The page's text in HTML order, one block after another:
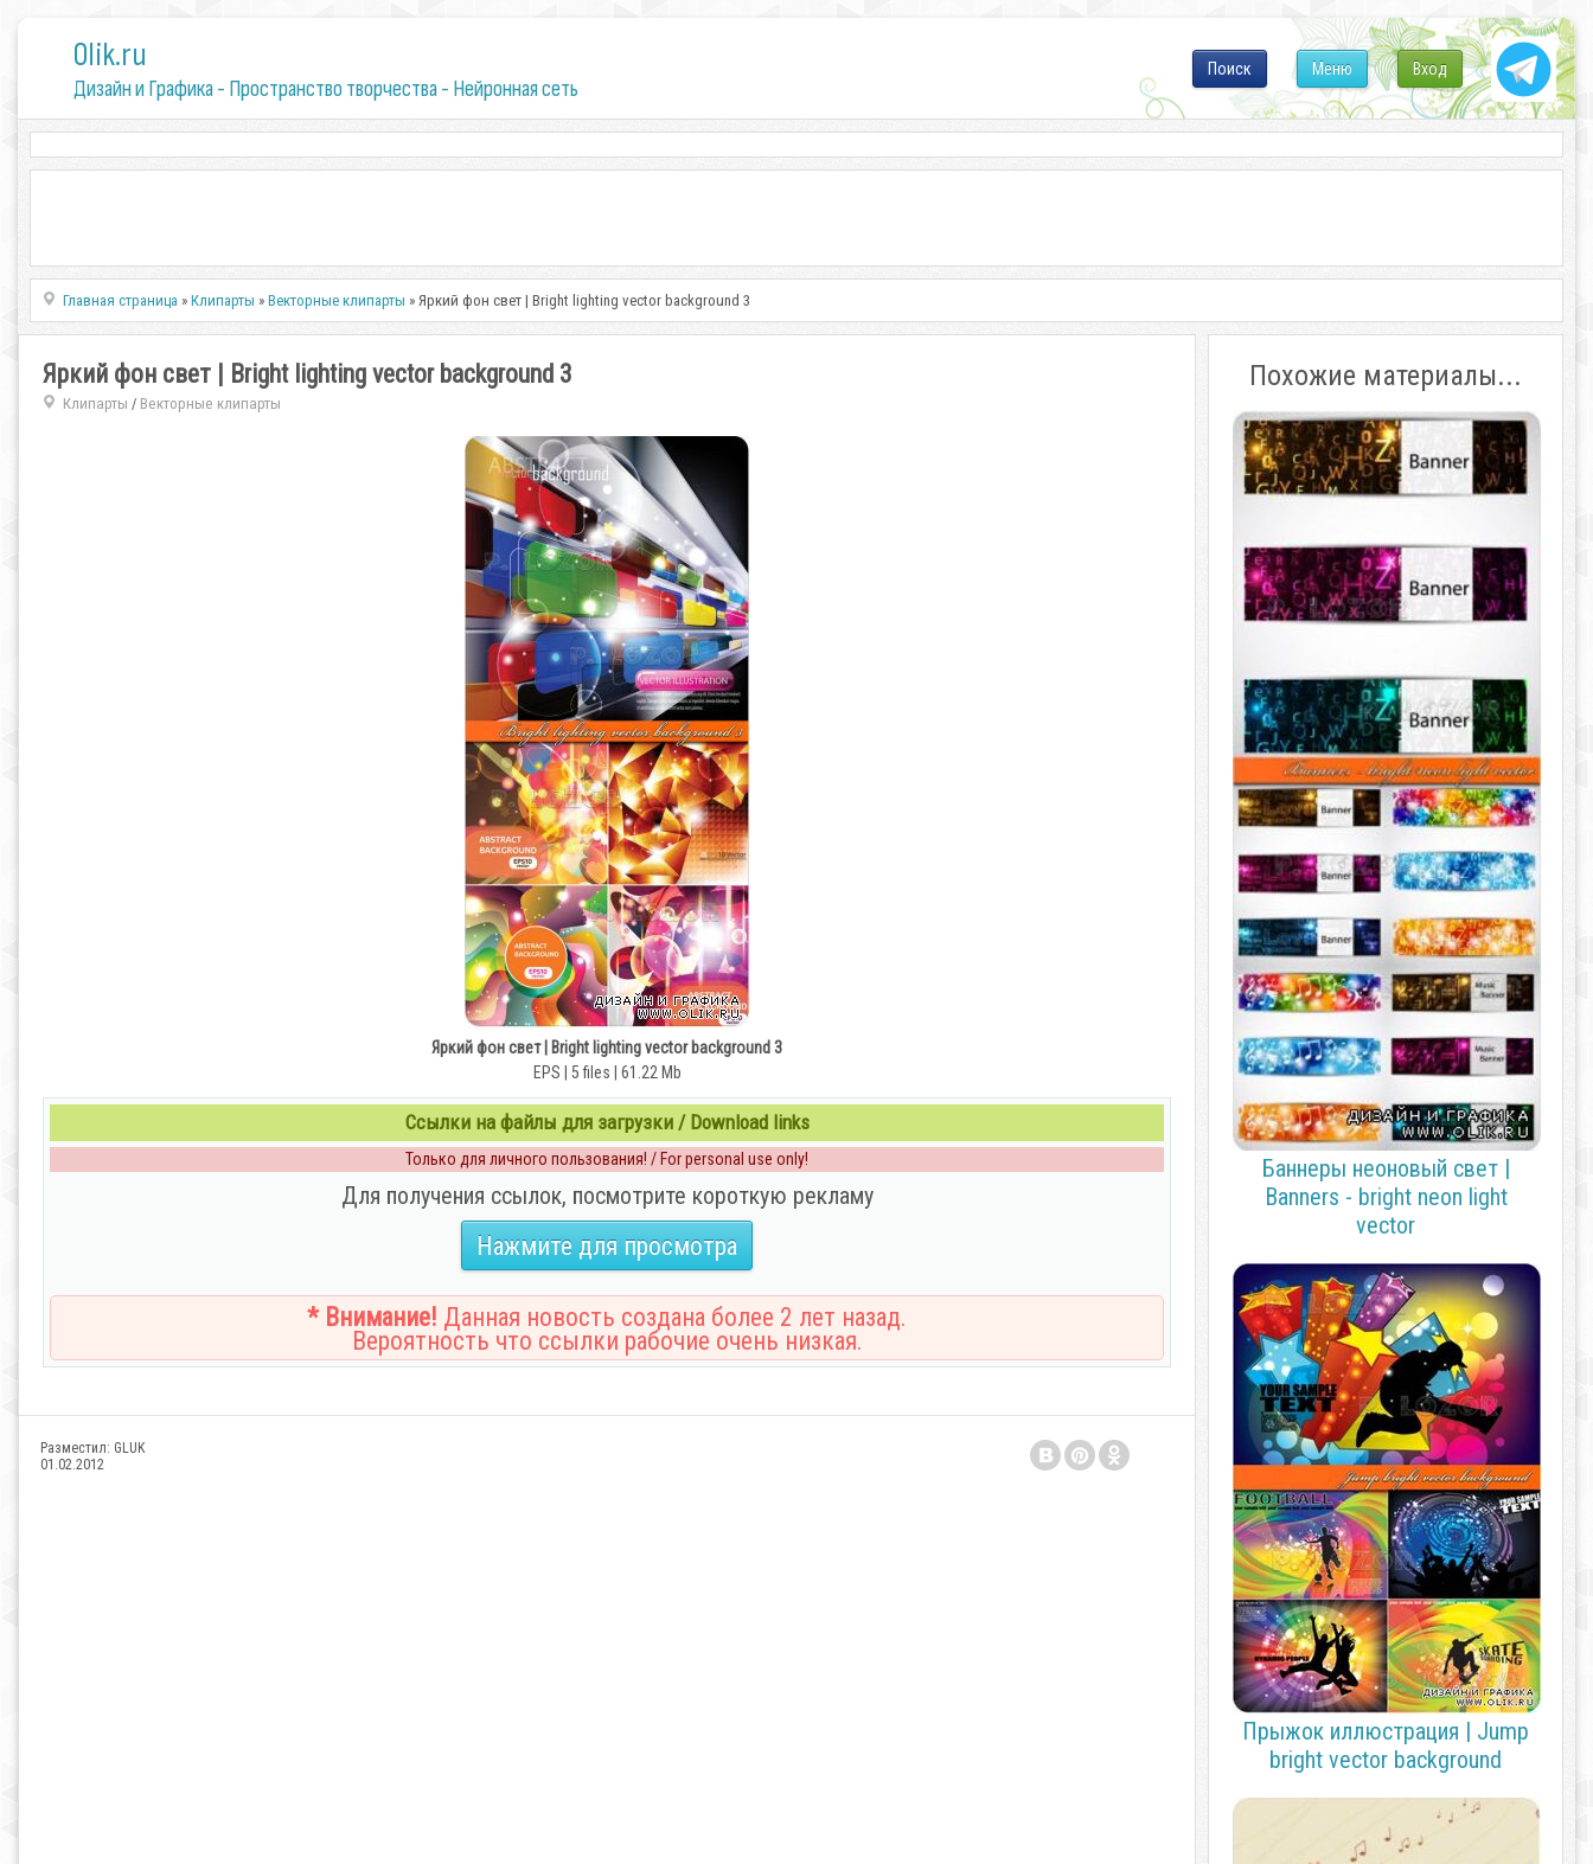
0lik.ru
Дизайн и Графика - Пространство творчества - Нейронная сеть
Вход
Меню
Поиск
Главная страница »Клипарты »Векторные клипарты » Яркий фон свет | Bright lighting vector background 3
Яркий фон свет | Bright lighting vector background 3
Клипарты / Векторные клипарты
Яркий фон свет | Bright lighting vector background 3
EPS | 5 files | 61.22 Mb
Ссылки на файлы для загрузки / Download links
Только для личного пользования! / For personal use only!
Для получения ссылок, посмотрите короткую рекламу
Нажмите для просмотра
* Внимание! Данная новость создана более 2 лет назад.
Вероятность что ссылки рабочие очень низкая.
Разместил: GLUK
01.02.2012
Похожие материалы...
Баннеры неоновый свет |
Banners - bright neon light
vector
Прыжок иллюстрация | Jump
bright vector background